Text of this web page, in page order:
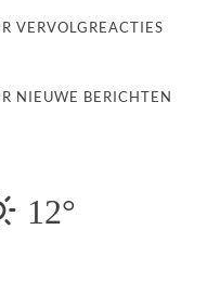
VERVOLGREACTIES
NIEUWE BERICHTEN
12°